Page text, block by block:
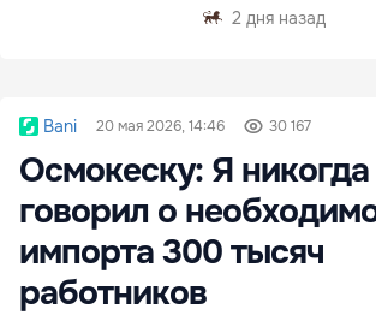
2 дня назад
Bani 20 мая 2026, 14:46 30 167
Осмокеску: Я
говорил о
импорта 300 тысяч
работников